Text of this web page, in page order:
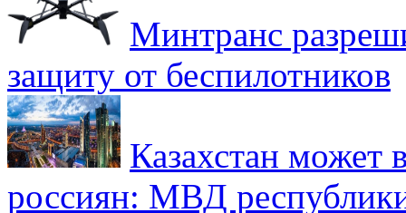
Минтранс
защиту от беспилотников
Казахстан может
россиян: МВД